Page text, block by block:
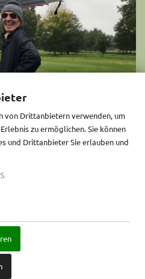
von Drittanbietern verwenden, um
zu ermöglichen. Sie können
und Drittanbieter Sie erlauben und
und Kontakt